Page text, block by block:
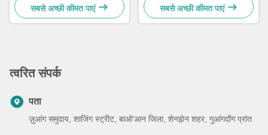
सबसे अच्छी कीमत पाएं
सबसे अच्छी कीमत पाएं
त्वरित संपर्क
पता
ज़ुआंग समुदाय, शाजिंग स्ट्रीट, बाओ'आन जिला, शेनझेन शहर, गुआंगदोंग प्रांत